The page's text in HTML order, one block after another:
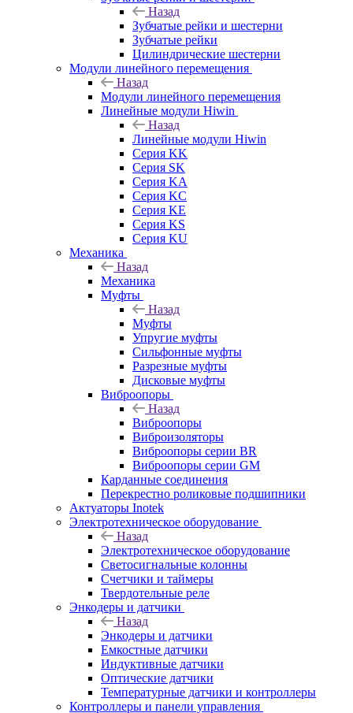
Назад
Зубчатые рейки и шестерни
Зубчатые рейки
Цилиндрические шестерни
Модули линейного перемещения
Назад
Модули линейного перемещения
Линейные модули Hiwin
Назад
Линейные модули Hiwin
Серия KK
Серия SK
Серия KA
Серия KC
Серия KE
Серия KS
Серия KU
Механика
Назад
Механика
Муфты
Назад
Муфты
Упругие муфты
Сильфонные муфты
Разрезные муфты
Дисковые муфты
Виброопоры
Назад
Виброопоры
Виброизоляторы
Виброопоры серии BR
Виброопоры серии GM
Карданные соединения
Перекрестно роликовые подшипники
Актуаторы Inotek
Электротехническое оборудование
Назад
Электротехническое оборудование
Светосигнальные колонны
Счетчики и таймеры
Твердотельные реле
Энкодеры и датчики
Назад
Энкодеры и датчики
Емкостные датчики
Индуктивные датчики
Оптические датчики
Температурные датчики и контроллеры
Контроллеры и панели управления